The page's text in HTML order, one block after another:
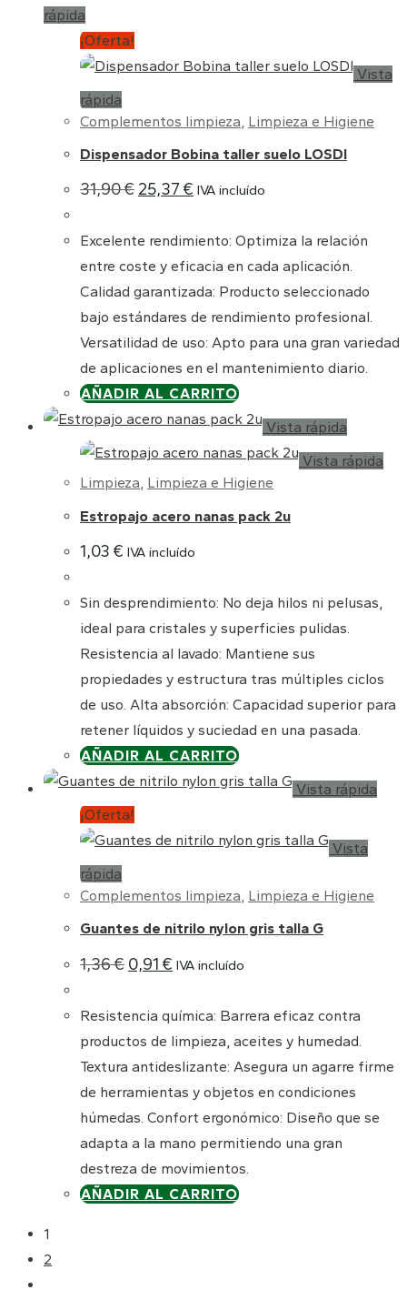
rápida
¡Oferta!
Vista
rápida
Complementos limpieza, Limpieza e Higiene
Dispensador Bobina taller suelo LOSDI
31,90€ El
precio
era:
31,90 €.
25,37 € El
precio
es:
25,37 €.
IVA incluído
Excelente rendimiento: Optimiza la relación
entre coste y eficacia en cada aplicación.
Calidad garantizada: Producto seleccionado
bajo estándares de rendimiento profesional.
Versatilidad de uso: Apto para una gran variedad
de aplicaciones en el mantenimiento diario.
AÑADIR AL CARRITO
Vista rápida
Vista rápida
Limpieza, Limpieza e Higiene
Estropajo acero nanas pack 2u
1,03 € IVA incluído
Sin desprendimiento: No deja hilos ni pelusas,
ideal para cristales y superficies pulidas.
Resistencia al lavado: Mantiene sus
propiedades y estructura tras múltiples ciclos
de uso. Alta absorción: Capacidad superior para
retener líquidos y suciedad en una pasada.
AÑADIR AL CARRITO
Vista rápida
¡Oferta!
Vista
rápida
Complementos limpieza, Limpieza e Higiene
Guantes de nitrilo nylon gris talla G
1,36€ El
precio
era:
1,36 €.
0,91 € El
precio
es:
0,91 €.
IVA incluído
Resistencia química: Barrera eficaz contra
productos de limpieza, aceites y humedad.
Textura antideslizante: Asegura un agarre firme
de herramientas y objetos en condiciones
húmedas. Confort ergonómico: Diseño que se
adapta a la mano permitiendo una gran
destreza de movimientos.
AÑADIR AL CARRITO
1
2